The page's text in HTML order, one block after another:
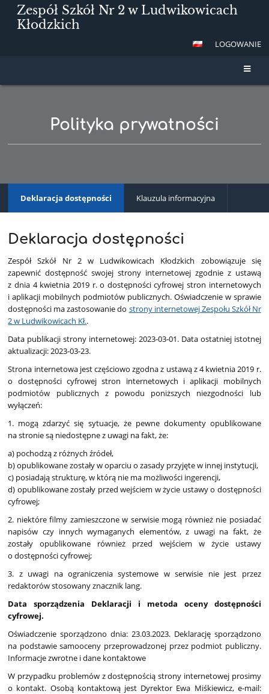
Zespół Szkół Nr 2 w Ludwikowicach
Kłodzkich
LOGOWANIE
Polityka prywatności
Deklaracja dostępności Klauzula informacyjna
Deklaracja dostępności
Zespół Szkół Nr 2 w Ludwikowicach Kłodzkich zobowiązuje się
zapewnić dostępność swojej strony internetowej zgodnie z ustawą
z dnia 4 kwietnia 2019 r. o dostępności cyfrowej stron internetowych
i aplikacji mobilnych podmiotów publicznych. Oświadczenie w sprawie
dostępności ma zastosowanie do strony internetowej Zespołu Szkół Nr
2 w Ludwikowicach Kł..
Data publikacji strony internetowej: 2023-03-01. Data ostatniej istotnej
aktualizacji: 2023-03-23.
Strona internetowa jest częściowo zgodna z ustawą z 4 kwietnia 2019 r.
o dostępności cyfrowej stron internetowych i aplikacji mobilnych
podmiotów publicznych z powodu poniższych niezgodności lub
wyłączeń:
1. mogą zdarzyć się sytuacje, że pewne dokumenty opublikowane
na stronie są niedostępne z uwagi na fakt, że:
a) pochodzą z różnych źródeł,
b) opublikowane zostały w oparciu o zasady przyjęte w innej instytucji,
c) posiadają strukturę, w którą nie ma możliwości ingerencji,
d) opublikowane zostały przed wejściem w życie ustawy o dostępności
cyfrowej;
2. niektóre filmy zamieszczone w serwisie mogą również nie posiadać
napisów czy innych wymaganych elementów, z uwagi na fakt, że
zostały opublikowane również przed wejściem w życie ustawy
o dostępności cyfrowej;
3. z uwagi na ograniczenia systemowe w serwisie nie jest przez
redaktorów stosowany znacznik lang.
Data sporządzenia Deklaracji i metoda oceny dostępności
cyfrowej.
Oświadczenie sporządzono dnia: 23.03.2023. Deklarację sporządzono
na podstawie samooceny przeprowadzonej przez podmiot publiczny.
Informacje zwrotne i dane kontaktowe
W przypadku problemów z dostępnością strony internetowej prosimy
o kontakt. Osobą kontaktową jest Dyrektor Ewa Miśkiewicz, e-mail: